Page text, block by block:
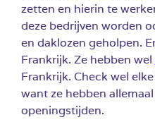
zetten en hierin te
deze bedrijven worden
en daklozen geholpen.
Frankrijk. Ze hebben wel
Frankrijk. Check wel
want ze hebben
openingstijden.